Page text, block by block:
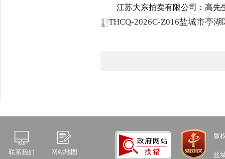
江苏大东拍卖有限公司：高先
THCQ-2026C-Z016盐城市亭
联系我们 网站地图
版
盐